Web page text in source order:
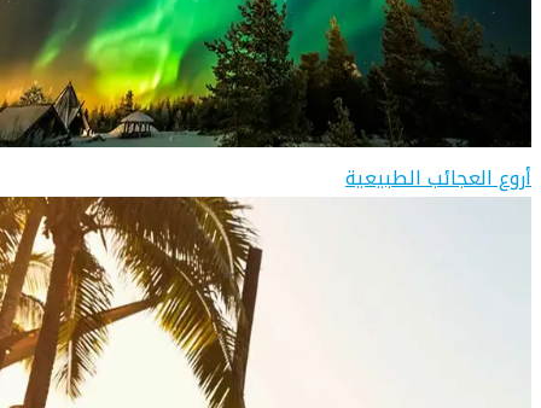
أروع العجائب الطبيعية